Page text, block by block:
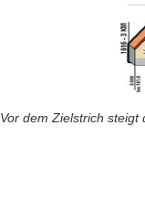
Vor dem Zielstrich steigt